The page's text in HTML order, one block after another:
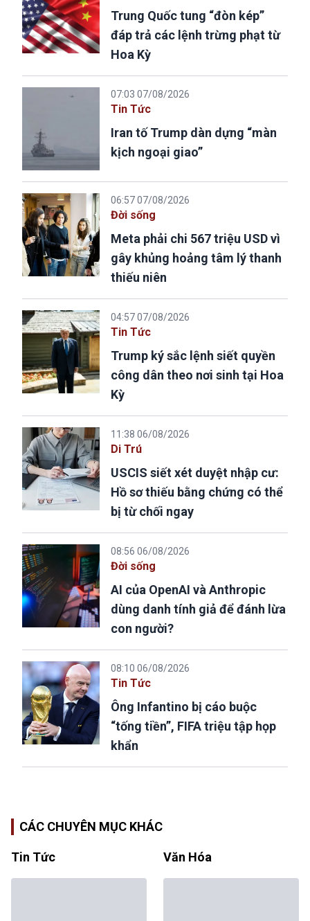
Trung Quốc tung “đòn kép”
đáp trả các lệnh trừng phạt từ
Hoa Kỳ
07:03 07/08/2026
Tin Tức
Iran tố Trump dàn dựng “màn
kịch ngoại giao”
06:57 07/08/2026
Đời sống
Meta phải chi 567 triệu USD vì
gây khủng hoảng tâm lý thanh
thiếu niên
04:57 07/08/2026
Tin Tức
Trump ký sắc lệnh siết quyền
công dân theo nơi sinh tại Hoa
Kỳ
11:38 06/08/2026
Di Trú
USCIS siết xét duyệt nhập cư:
Hồ sơ thiếu bằng chứng có thể
bị từ chối ngay
08:56 06/08/2026
Đời sống
AI của OpenAI và Anthropic
dùng danh tính giả để đánh lừa
con người?
08:10 06/08/2026
Tin Tức
Ông Infantino bị cáo buộc
“tống tiền”, FIFA triệu tập họp
khẩn
CÁC CHUYÊN MỤC KHÁC
Tin Tức Văn Hóa